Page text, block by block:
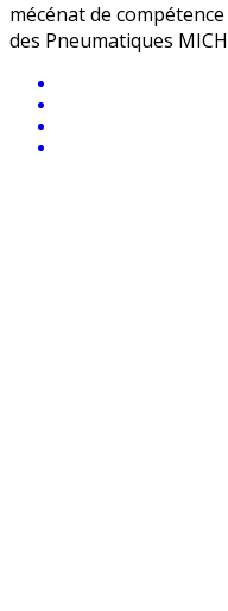
mécénat de
des Pneumatiques